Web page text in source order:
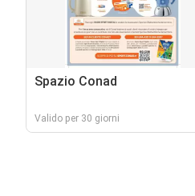
Spazio Conad
Valido per 30 giorni